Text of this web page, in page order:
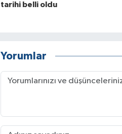
tarihi belli oldu
Yorumlar